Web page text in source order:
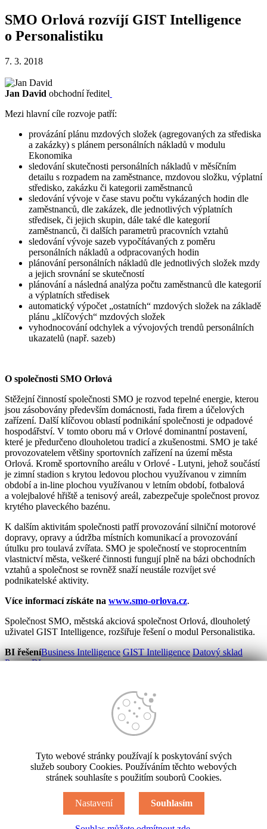
SMO Orlová rozvíjí GIST Intelligence
o Personalistiku
7. 3. 2018
Jan David obchodní ředitel
Mezi hlavní cíle rozvoje patří:
provázání plánu mzdových složek (agregovaných za střediska
a zakázky) s plánem personálních nákladů v modulu
Ekonomika
sledování skutečnosti personálních nákladů v měsíčním
detailu s rozpadem na zaměstnance, mzdovou složku, výplatní
středisko, zakázku či kategorii zaměstnanců
sledování vývoje v čase stavu počtu vykázaných hodin dle
zaměstnanců, dle zakázek, dle jednotlivých výplatních
středisek, či jejich skupin, dále také dle kategorií
zaměstnanců, či dalších parametrů pracovních vztahů
sledování vývoje sazeb vypočítávaných z poměru
personálních nákladů a odpracovaných hodin
plánování personálních nákladů dle jednotlivých složek mzdy
a jejich srovnání se skutečností
plánování a následná analýza počtu zaměstnanců dle kategorií
a výplatních středisek
automatický výpočet „ostatních“ mzdových složek na základě
plánu „klíčových“ mzdových složek
vyhodnocování odchylek a vývojových trendů personálních
ukazatelů (např. sazeb)
O společnosti SMO Orlová
Stěžejní činností společnosti SMO je rozvod tepelné energie, kterou
jsou zásobovány především domácnosti, řada firem a účelových
zařízení. Další klíčovou oblastí podnikání společnosti je odpadové
hospodářství. V tomto oboru má v Orlové dominantní postavení,
které je předurčeno dlouholetou tradicí a zkušenostmi. SMO je také
provozovatelem většiny sportovních zařízení na území města
Orlová. Kromě sportovního areálu v Orlové - Lutyni, jehož součástí
je zimní stadion s krytou ledovou plochou využívanou v zimním
období a in-line plochou využívanou v letním období, fotbalová
a volejbalové hřiště a tenisový areál, zabezpečuje společnost provoz
krytého plaveckého bazénu.
K dalším aktivitám společnosti patří provozování silniční motorové
dopravy, opravy a údržba místních komunikací a provozování
útulku pro toulavá zvířata. SMO je společností ve stoprocentním
vlastnictví města, veškeré činnosti fungují plně na bázi obchodních
vztahů a společnost se rovněž snaží neustále rozvíjet své
podnikatelské aktivity.
Více informací získáte na www.smo-orlova.cz.
Společnost SMO, městská akciová společnost Orlová, dlouholetý
uživatel GIST Intelligence, rozšiřuje řešení o modul Personalistika.
BI řešeníBusiness Intelligence GIST Intelligence Datový sklad
Power BI
Audit controllingové podpory
SW na míru GIST aplikace
ReferencePřípadové studie
Obchod Utility Veřejná správa Služby
Tyto webové stránky používají k poskytování svých
služeb soubory Cookies. Používáním těchto webových
stránek souhlasíte s použitím souborů Cookies.
Nastavení Souhlasím